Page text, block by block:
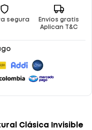
segura
Envíos gratis
Aplican T&C
Clásica Invisible